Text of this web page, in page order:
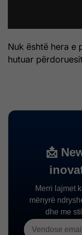
Nuk është hera e
hutuar